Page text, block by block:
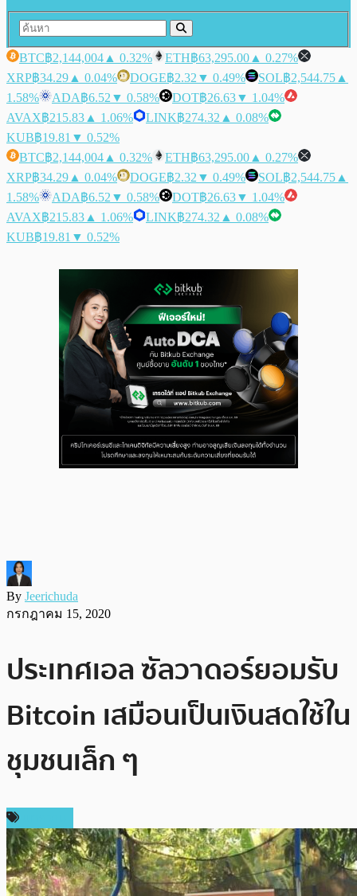
BTC฿2,144,004 ▲ 0.32% ETH฿63,295.00 ▲ 0.27%
XRP฿34.29 ▲ 0.04% DOGE฿2.32 ▼ 0.49% SOL฿2,544.75 ▲
1.58%
ADA฿6.52 ▼ 0.58% DOT฿26.63▼ 1.04%
AVAX฿215.83 ▲ 1.06% LINK฿274.32 ▲ 0.08%
KUB฿19.81 ▼ 0.52%
BTC฿2,144,004 ▲ 0.32% ETH฿63,295.00 ▲ 0.27%
XRP฿34.29 ▲ 0.04% DOGE฿2.32 ▼ 0.49% SOL฿2,544.75 ▲
1.58%
ADA฿6.52 ▼ 0.58% DOT฿26.63▼ 1.04%
AVAX฿215.83 ▲ 1.06% LINK฿274.32 ▲ 0.08%
KUB฿19.81 ▼ 0.52%
By Jeerichuda
กรกฎาคม 15, 2020
ประเทศเอล ซัลวาดอร์ยอมรับ
Bitcoin เสมือนเป็นเงินสดใช้ใน
ชุมชนเล็ก ๆ